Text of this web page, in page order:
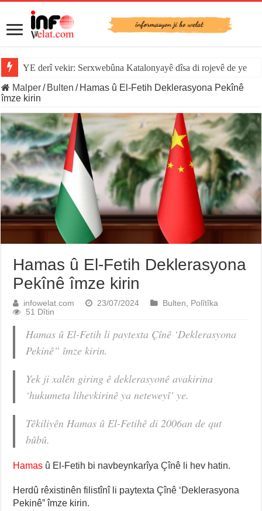
YE derî vekir: Serxwebûna Katalonyayê dîsa di rojevê de ye
Malper/ Bulten / Hamas û El-Fetih Deklerasyona Pekînê
îmze kirin
Hamas û El-Fetih Deklerasyona
Pekînê îmze kirin
infowelat.com 23/07/2024 Bulten, Polîtîka
51 Dîtin
Hamas û El-Fetih li paytexta Çînê ‘Deklerasyona
Pekinê” îmze kirin.
Yek ji xalên giring ê deklerasyonê avakirina
‘hukumeta lihevkirinê ya neteweyî’ ye.
Têkiliyên Hamas û El-Fetihê di 2006an de qut
bûbû.
Hamas û El-Fetih bi navbeynkarîya Çînê li hev hatin.
Herdû rêxistinên filistînî li paytexta Çînê ‘Deklerasyona
Pekinê” îmze kirin.